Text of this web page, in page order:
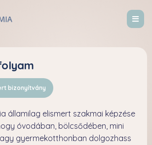
bizonyítvány
államilag elismert szakmai képzése
óvodában, bölcsődében, mini
gyermekotthonban dolgozhass